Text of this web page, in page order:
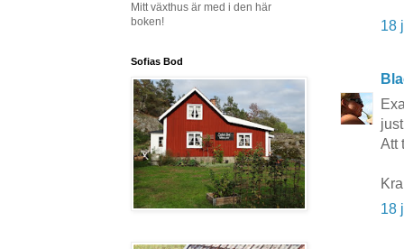
18
Att
18
Mitt växthus är med i den här
boken!
Sofias Bod